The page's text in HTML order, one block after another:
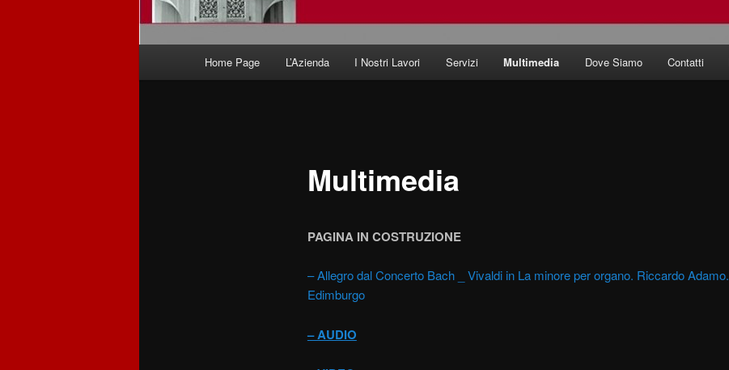
Home Page L’Azienda I Nostri Lavori Servizi Multimedia Dove Siamo Contatti
Multimedia
PAGINA IN COSTRUZIONE
– Allegro dal Concerto Bach _ Vivaldi in La minore per organo. Riccardo Adamo.
Edimburgo
– AUDIO